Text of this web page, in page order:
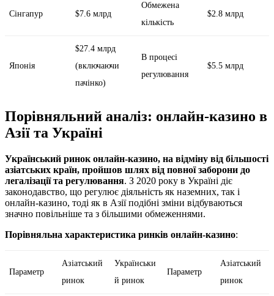
Сінгапур $7.6 млрд
Обмежена
кількість
$2.8 млрд
Японія
$27.4 млрд
(включаючи
пачінко)
В процесі
регулювання
$5.5 млрд
Порівняльний аналіз: онлайн-казино в
Азії та Україні
Український ринок онлайн-казино, на відміну від більшості
азіатських країн, пройшов шлях від повної заборони до
легалізації та регулювання. З 2020 року в Україні діє
законодавство, що регулює діяльність як наземних, так і
онлайн-казино, тоді як в Азії подібні зміни відбуваються
значно повільніше та з більшими обмеженнями.
Порівняльна характеристика ринків онлайн-казино:
Параметр
Азіатський
ринок
Українськи
й ринок
Параметр
Азіатський
ринок